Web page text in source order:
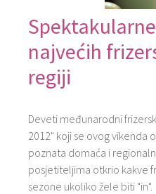
najvećih
regiji
Deveti međunarodni
2012" koji se ovog vikenda
poznata domaća i
posjetiteljima otkrio kakve
sezone ukoliko žele biti "in".